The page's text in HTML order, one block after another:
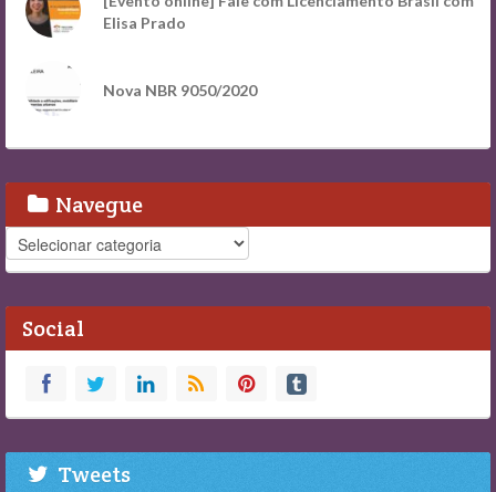
Elisa Prado
Nova NBR 9050/2020
Navegue
Navegue
Social
Tweets